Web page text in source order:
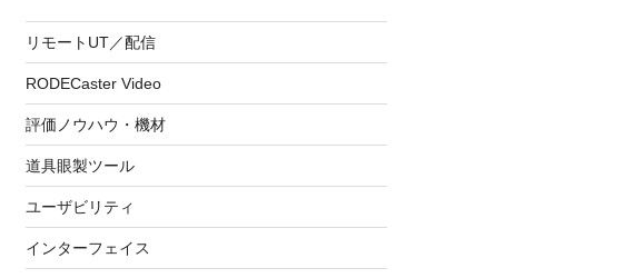
リモートUT／配信
RODECaster Video
評価ノウハウ・機材
道具眼製ツール
ユーザビリティ
インターフェイス